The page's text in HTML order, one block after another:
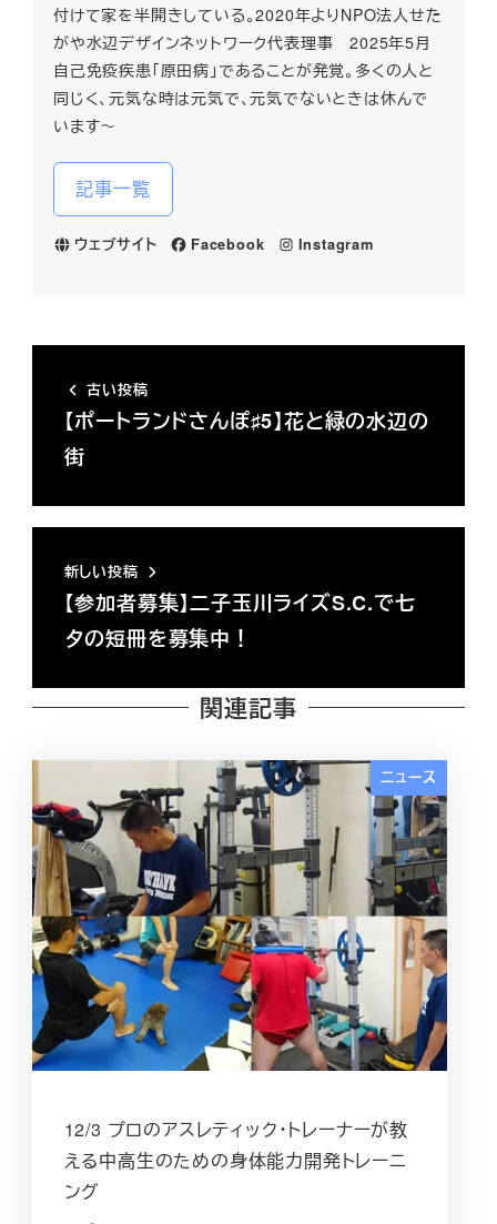
付けて家を半開きしている。2020年よりNPO法人せた
がや水辺デザインネットワーク代表理事 2025年5月
自己免疫疾患「原田病」であることが発覚。多くの人と
同じく、元気な時は元気で、元気でないときは休んで
います～
記事一覧
ウェブサイト Facebook Instagram
古い投稿
【ポートランドさんぽ♯5】花と緑の水辺の
街
新しい投稿
【参加者募集】二子玉川ライズS.C.で七
夕の短冊を募集中！
関連記事
ニュース
12/3 プロのアスレティック・トレーナーが教
える中高生のための身体能力開発トレーニ
ング